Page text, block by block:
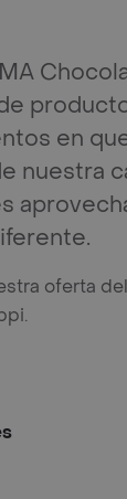
en
nuestra
oferta